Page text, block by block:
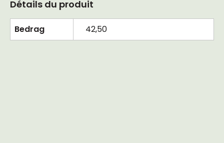
Détails du produit
Bedrag 42,50